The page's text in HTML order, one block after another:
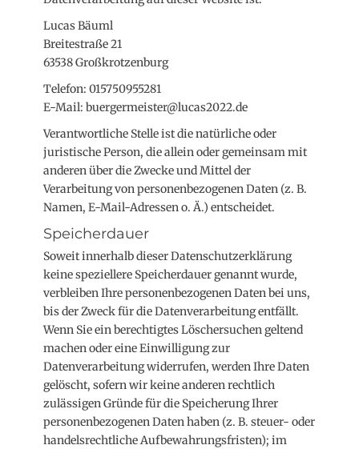
Lucas Bäuml
Breitestraße 21
63538 Großkrotzenburg
Telefon: 015750955281
E-Mail: buergermeister@lucas2022.de
Verantwortliche Stelle ist die natürliche oder
juristische Person, die allein oder gemeinsam mit
anderen über die Zwecke und Mittel der
Verarbeitung von personenbezogenen Daten (z. B.
Namen, E-Mail-Adressen o. Ä.) entscheidet.
Speicherdauer
Soweit innerhalb dieser Datenschutzerklärung
keine speziellere Speicherdauer genannt wurde,
verbleiben Ihre personenbezogenen Daten bei uns,
bis der Zweck für die Datenverarbeitung entfällt.
Wenn Sie ein berechtigtes Löschersuchen geltend
machen oder eine Einwilligung zur
Datenverarbeitung widerrufen, werden Ihre Daten
gelöscht, sofern wir keine anderen rechtlich
zulässigen Gründe für die Speicherung Ihrer
personenbezogenen Daten haben (z. B. steuer- oder
handelsrechtliche Aufbewahrungsfristen); im